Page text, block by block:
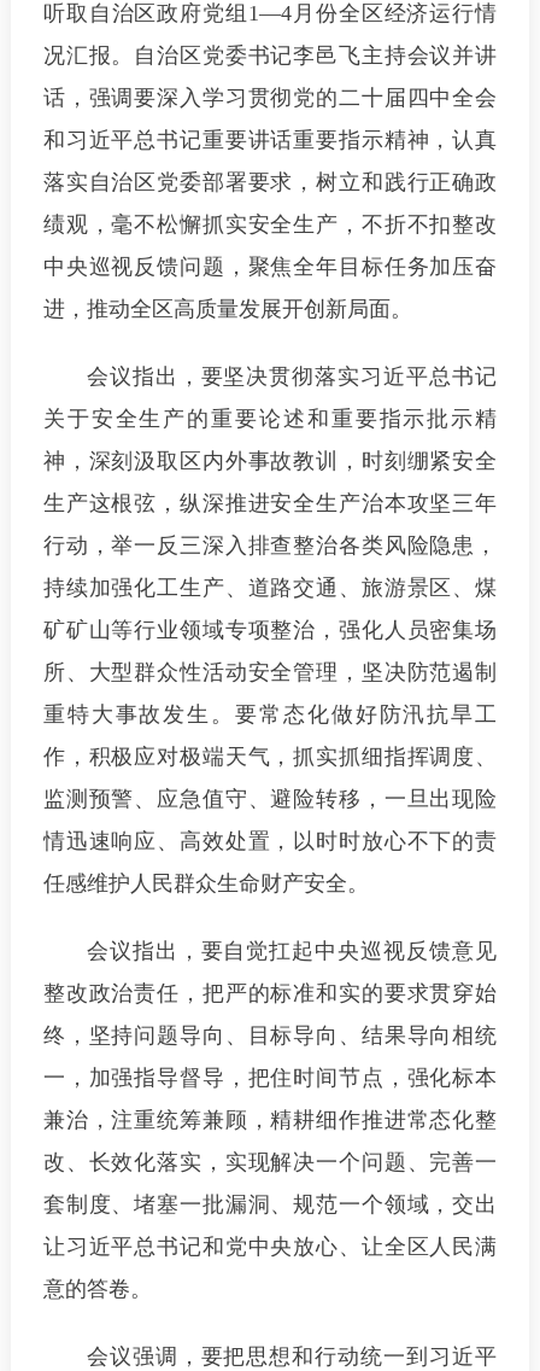
听取自治区政府党组1—4月份全区经济运行情
况汇报。自治区党委书记李邑飞主持会议并讲
话，强调要深入学习贯彻党的二十届四中全会
和习近平总书记重要讲话重要指示精神，认真
落实自治区党委部署要求，树立和践行正确政
绩观，毫不松懈抓实安全生产，不折不扣整改
中央巡视反馈问题，聚焦全年目标任务加压奋
进，推动全区高质量发展开创新局面。
会议指出，要坚决贯彻落实习近平总书记
关于安全生产的重要论述和重要指示批示精
神，深刻汲取区内外事故教训，时刻绷紧安全
生产这根弦，纵深推进安全生产治本攻坚三年
行动，举一反三深入排查整治各类风险隐患，
持续加强化工生产、道路交通、旅游景区、煤
矿矿山等行业领域专项整治，强化人员密集场
所、大型群众性活动安全管理，坚决防范遏制
重特大事故发生。要常态化做好防汛抗旱工
作，积极应对极端天气，抓实抓细指挥调度、
监测预警、应急值守、避险转移，一旦出现险
情迅速响应、高效处置，以时时放心不下的责
任感维护人民群众生命财产安全。
会议指出，要自觉扛起中央巡视反馈意见
整改政治责任，把严的标准和实的要求贯穿始
终，坚持问题导向、目标导向、结果导向相统
一，加强指导督导，把住时间节点，强化标本
兼治，注重统筹兼顾，精耕细作推进常态化整
改、长效化落实，实现解决一个问题、完善一
套制度、堵塞一批漏洞、规范一个领域，交出
让习近平总书记和党中央放心、让全区人民满
意的答卷。
会议强调，要把思想和行动统一到习近平